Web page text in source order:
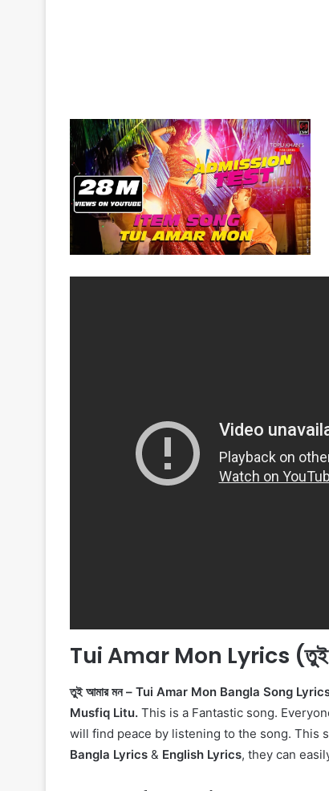
Tui Amar Mon Lyrics
তুই আমার মন – Tui Amar Mon Bangla Song
Musfiq Litu. This is a Fantastic song.
will find peace by listening to the song. This
Bangla Lyrics & English Lyrics, they can